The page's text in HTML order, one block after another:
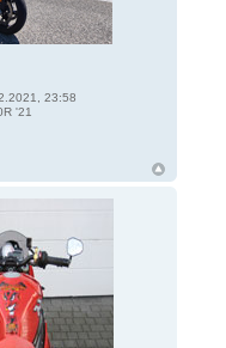
23:58
'21